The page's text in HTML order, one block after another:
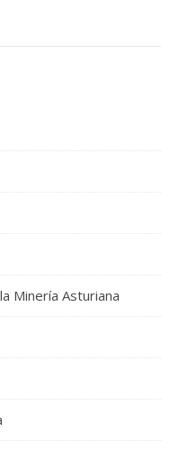
Minería Asturiana